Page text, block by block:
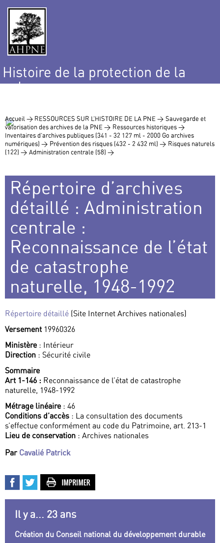
Histoire de la protection de la
nature
Accueil > RESSOURCES SUR L’HISTOIRE DE LA PNE > Sauvegarde et
valorisation des archives de la PNE > Ressources historiques >
Inventaires d’archives publiques (341 - 32 127 ml - 2000 Go archives
numériques) > Prévention des risques (432 - 2 432 ml) > Risques naturels
(122) > Administration centrale (58) >
Répertoire d’archives
détaillé : Administration
centrale :
Reconnaissance de l’état
de catastrophe
naturelle, 1948-1992
Répertoire détaillé (Site Internet Archives nationales)
Versement 19960326
Ministère: Intérieur
Direction : Sécurité civile
Sommaire
Art 1-146 : Reconnaissance de l’état de catastrophe
naturelle, 1948-1992
Métrage linéaire: 46
Conditions d’accès : La consultation des documents
s’effectue conformément au code du Patrimoine, art. 213-1
Lieu de conservation : Archives nationales
Par Cavalié Patrick
Il y a... 23 ans
Création du Conseil national du développement durable